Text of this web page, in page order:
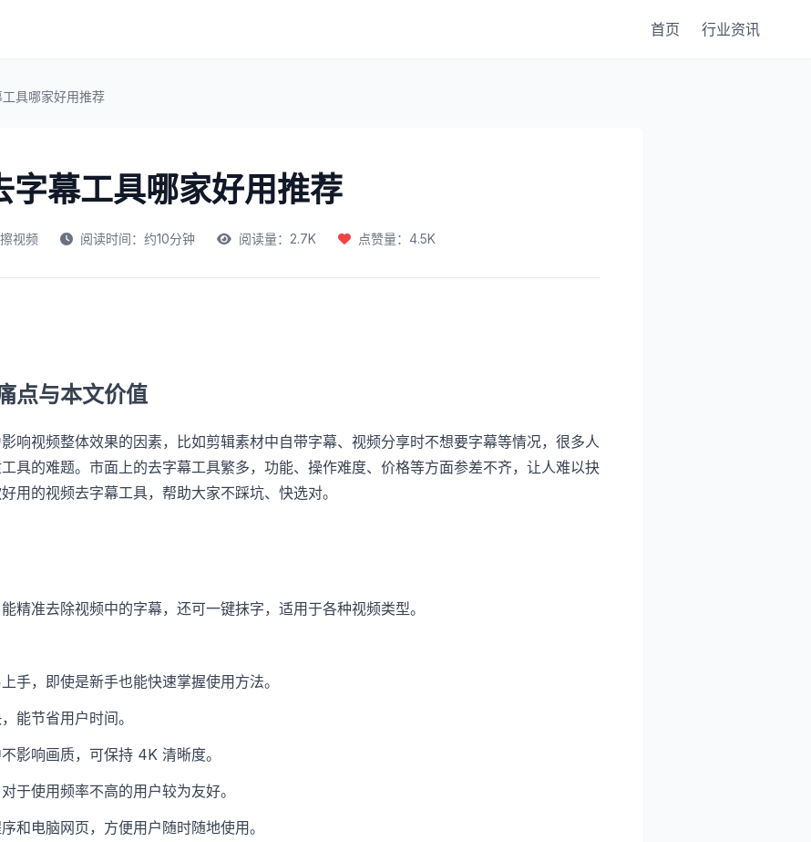
首页 行业资讯
具哪家好用推荐
幕工具哪家好用推荐
视频 阅读时间：约10分钟 阅读量：2.7K 点赞量：4.5K
点与本文价值
响视频整体效果的因素，比如剪辑素材中自带字幕、视频分享时不想要字幕等情况，很多人
具的难题。市面上的去字幕工具繁多，功能、操作难度、价格等方面参差不齐，让人难以抉
用的视频去字幕工具，帮助大家不踩坑、快选对。
精准去除视频中的字幕，还可一键抹字，适用于各种视频类型。
手，即使是新手也能快速掌握使用方法。
能节省用户时间。
影响画质，可保持 4K 清晰度。
于使用频率不高的用户较为友好。
和电脑网页，方便用户随时随地使用。